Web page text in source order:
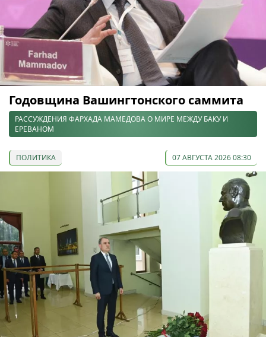
Годовщина Вашингтонского саммита
РАССУЖДЕНИЯ ФАРХАДА МАМЕДОВА О МИРЕ МЕЖДУ БАКУ И
ЕРЕВАНОМ
ПОЛИТИКА 07 АВГУСТА 2026 08:30